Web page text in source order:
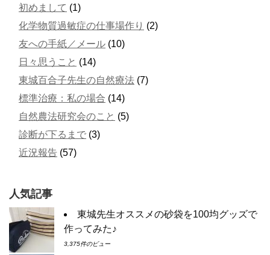
初めまして (1)
化学物質過敏症の仕事場作り (2)
友への手紙／メール (10)
日々思うこと (14)
東城百合子先生の自然療法 (7)
標準治療：私の場合 (14)
自然農法研究会のこと (5)
診断が下るまで (3)
近況報告 (57)
人気記事
東城先生オススメの砂袋を100均グッズで
作ってみた♪
3,375件のビュー